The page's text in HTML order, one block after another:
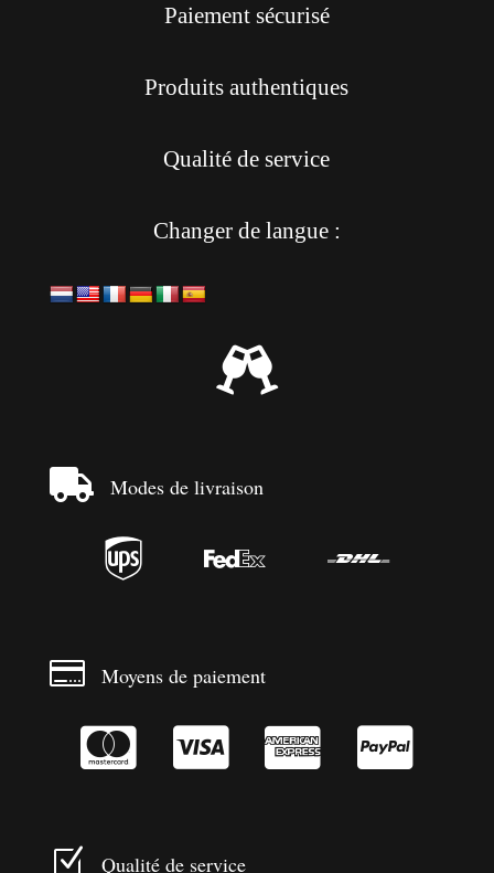
Paiement sécurisé
Produits authentiques
Qualité de service
Changer de langue :

 Modes de livraison
  
 Moyens de paiement
   
Z Qualité de service